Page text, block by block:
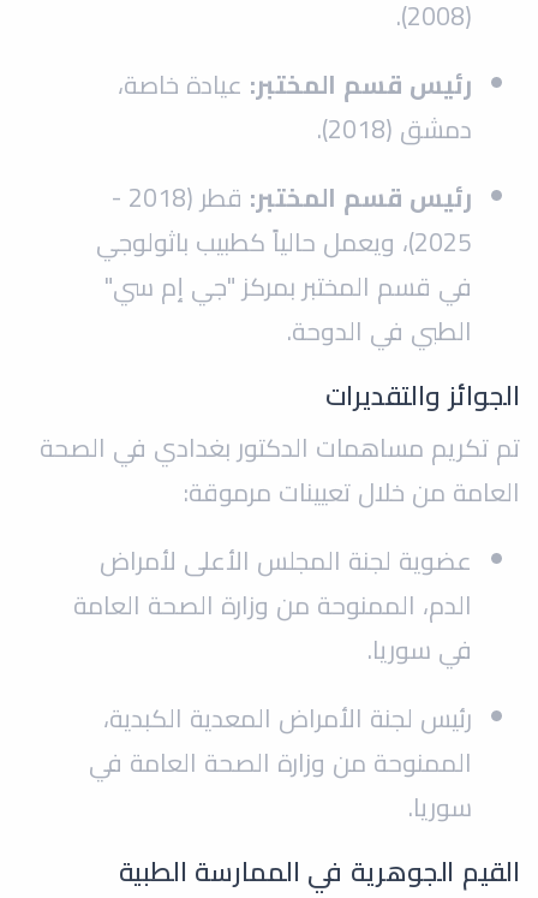
(2008).
رئيس قسم المختبر: عيادة خاصة،
دمشق (2018).
رئيس قسم المختبر:
قطر (2018 -
2025)، ويعمل حالياً كطبيب باثولوجي
في قسم المختبر بمركز "جي إم سي"
الطبي في الدوحة.
الجوائز والتقديرات
تم تكريم مساهمات الدكتور بغدادي في الصحة
العامة من خلال تعيينات مرموقة:
عضوية لجنة المجلس الأعلى لأمراض
الدم، الممنوحة من وزارة الصحة العامة
في سوريا.
رئيس لجنة الأمراض المعدية الكبدية،
الممنوحة من وزارة الصحة العامة في
سوريا.
القيم الجوهرية في الممارسة الطبية